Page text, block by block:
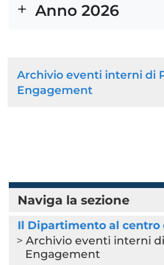
Anno 2026
Navigazione
principale
Archivio eventi interni di
Engagement
Naviga la sezione
Il Dipartimento al centro
Archivio eventi interni
Engagement